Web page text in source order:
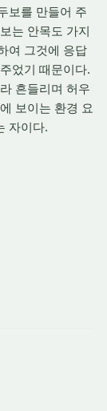
보를 만들어 주
는 안목도 가지
여 그것에 응답
었기 때문이다.
흔들리며 허우
보이는 환경 요
자이다.